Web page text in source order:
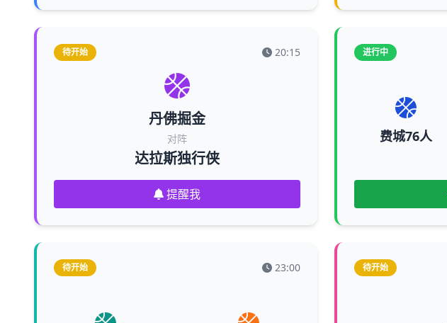
待开始 20:15
丹佛掘金
对阵
达拉斯独行侠
提醒我
进行中
费城76人
待开始 23:00 待开始